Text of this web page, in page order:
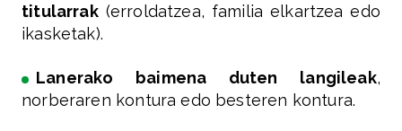
titularrak(erroldatzea, familia elkartzea edo
ikasketak).
Lanerako baimena duten langileak,
norberaren kontura edo besteren kontura.